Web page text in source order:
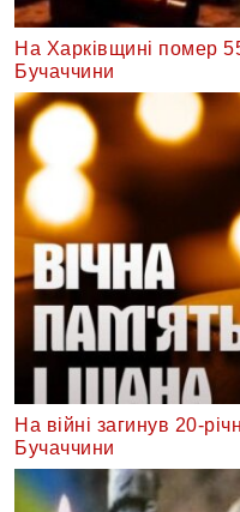
На Харківщині помер
Бучаччини
На війні загинув 20-
Бучаччини